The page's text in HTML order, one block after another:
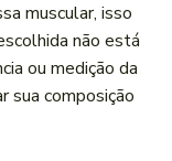
muscular, isso
não está
ou medição da
sua composição